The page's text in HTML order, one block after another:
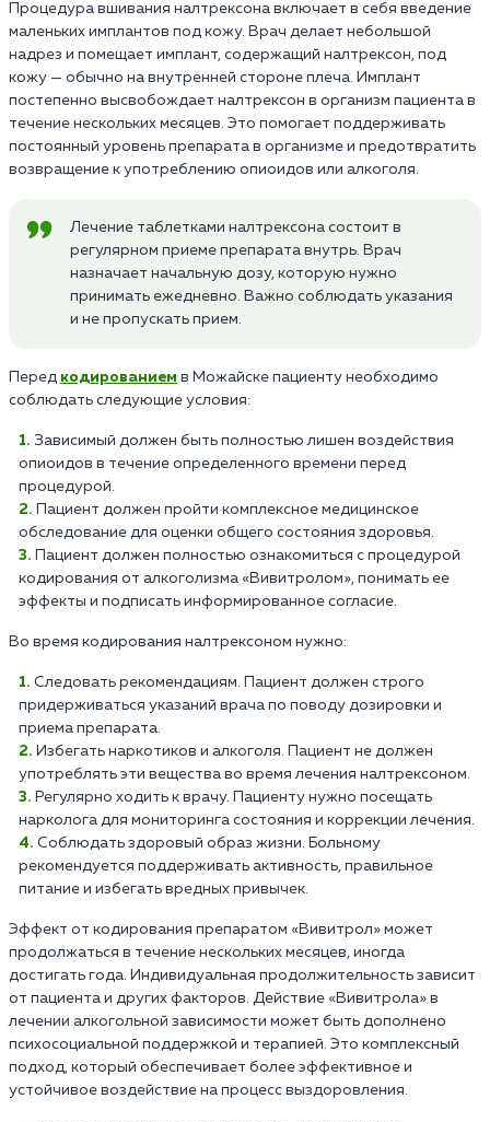
Процедура вшивания налтрексона включает в себя введение
маленьких имплантов под кожу. Врач делает небольшой
надрез и помещает имплант, содержащий налтрексон, под
кожу — обычно на внутренней стороне плеча. Имплант
постепенно высвобождает налтрексон в организм пациента в
течение нескольких месяцев. Это помогает поддерживать
постоянный уровень препарата в организме и предотвратить
возвращение к употреблению опиоидов или алкоголя.
Лечение таблетками налтрексона состоит в
регулярном приеме препарата внутрь. Врач
назначает начальную дозу, которую нужно
принимать ежедневно. Важно соблюдать указания
и не пропускать прием.
Перед кодированием в Можайске пациенту необходимо
соблюдать следующие условия:
Зависимый должен быть полностью лишен воздействия
опиоидов в течение определенного времени перед
процедурой.
Пациент должен пройти комплексное медицинское
обследование для оценки общего состояния здоровья.
Пациент должен полностью ознакомиться с процедурой
кодирования от алкоголизма «Вивитролом», понимать ее
эффекты и подписать информированное согласие.
Во время кодирования налтрексоном нужно:
Следовать рекомендациям. Пациент должен строго
придерживаться указаний врача по поводу дозировки и
приема препарата.
Избегать наркотиков и алкоголя. Пациент не должен
употреблять эти вещества во время лечения налтрексоном.
Регулярно ходить к врачу. Пациенту нужно посещать
нарколога для мониторинга состояния и коррекции лечения.
Соблюдать здоровый образ жизни. Больному
рекомендуется поддерживать активность, правильное
питание и избегать вредных привычек.
Эффект от кодирования препаратом «Вивитрол» может
продолжаться в течение нескольких месяцев, иногда
достигать года. Индивидуальная продолжительность зависит
от пациента и других факторов. Действие «Вивитрола» в
лечении алкогольной зависимости может быть дополнено
психосоциальной поддержкой и терапией. Это комплексный
подход, который обеспечивает более эффективное и
устойчивое воздействие на процесс выздоровления.